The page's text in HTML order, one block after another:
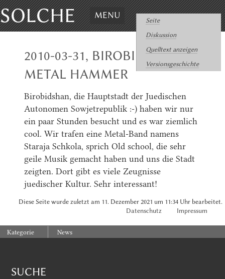
SOLCHE MENU
Seite
Diskussion
Quelltext anzeigen
Versionsgeschichte
2010-03-31, BIROBIDSHAN
METAL HAMMER
Birobidshan, die Hauptstadt der Juedischen
Autonomen Sowjetrepublik :-) haben wir nur
ein paar Stunden besucht und es war ziemlich
cool. Wir trafen eine Metal-Band namens
Staraja Schkola, sprich Old school, die sehr
geile Musik gemacht haben und uns die Stadt
zeigten. Dort gibt es viele Zeugnisse
juedischer Kultur. Sehr interessant!
Diese Seite wurde zuletzt am 11. Dezember 2021 um 11:34 Uhr bearbeitet.
Datenschutz
Impressum
Kategorie News
SUCHE